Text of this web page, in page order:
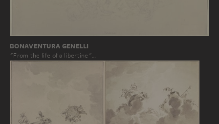
BONAVENTURA GENELLI
"From the life of a libertine"…